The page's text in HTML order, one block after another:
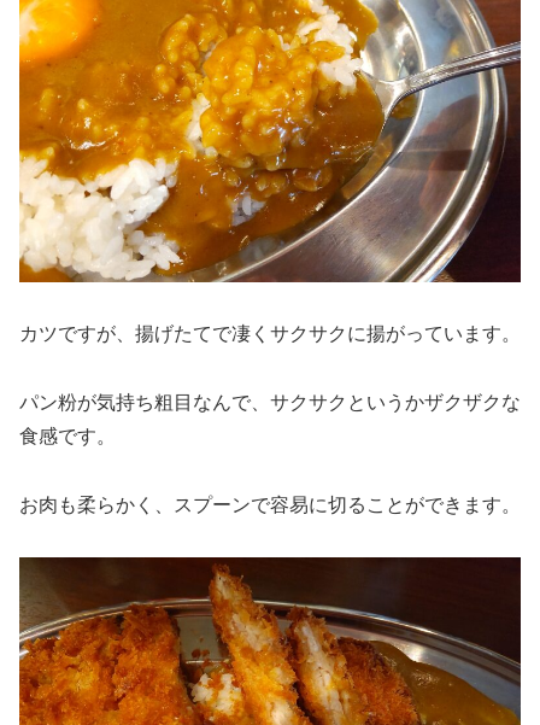
カツですが、揚げたてで凄くサクサクに揚がっています。
パン粉が気持ち粗目なんで、サクサクというかザクザクな
食感です。
お肉も柔らかく、スプーンで容易に切ることができます。